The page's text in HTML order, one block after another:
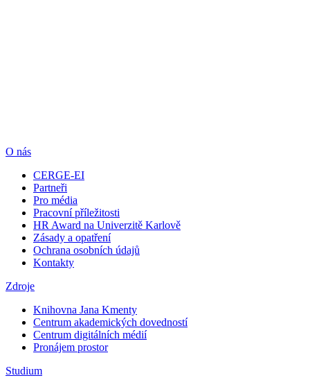
O nás
CERGE-EI
Partneři
Pro média
Pracovní příležitosti
HR Award na Univerzitě Karlově
Zásady a opatření
Ochrana osobních údajů
Kontakty
Zdroje
Knihovna Jana Kmenty
Centrum akademických dovedností
Centrum digitálních médií
Pronájem prostor
Studium